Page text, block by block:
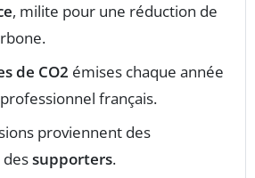
, milite pour une réduction de
de CO2 émises chaque année
français.
proviennent des
supporters.